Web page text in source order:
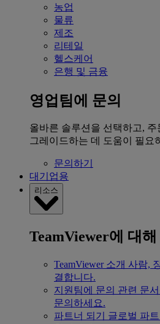
농업
물류
제조
리테일
헬스케어
은행 및 금융
영업팀에 문의
올바른 솔루션을 선택하고,
그레이드하는 데 도움이 필요
문의하기
대기업용
리소스
TeamViewer에 대해
TeamViewer 소개 사람,
결합니다.
지원팀에 문의 관련 문
문의하세요.
파트너 되기
글로벌 파